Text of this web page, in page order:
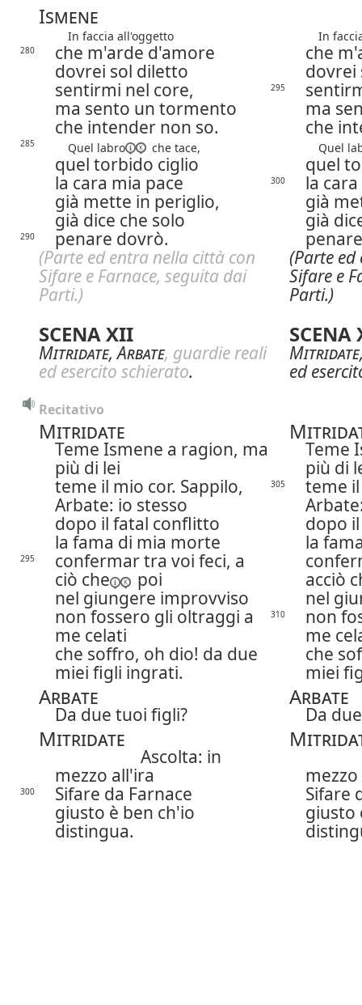
Ismene
In faccia all'oggetto In
280 che m'arde d'amore
che
dovrei sol diletto
dovrei
sentirmi nel core,
295
ma sento un tormento
ma
che intender non so.
che
285 Quel labro che tace, Quel
quel torbido ciglio
quel
la cara mia pace
300
la
già mette in periglio,
già
già dice che solo
già
290 penare dovrò.
(Parte ed entra nella città con
Sifare e Farnace, seguita dai
Parti.)
(Parte
Sifare e
Parti.)
SCENA XII SCENA
Mitridate,Arbate, guardie reali
ed esercito schierato.
Mitridate
ed
Recitativo
Mitridate
Teme Ismene a ragion, ma
più di lei
Teme
più di
teme il mio cor. Sappilo,
Arbate: io stesso
305
teme
dopo il fatal conflitto
dopo
la fama di mia morte
la
295 confermar tra voi feci, a
ciò che
poi
acciò
nel giungere improvviso
nel
non fossero gli oltraggi a
me celati
310
non
me
che soffro, oh dio! da due
miei figli ingrati.
che
miei
Arbate Arbate
Da due tuoi figli? Da
Mitridate
Ascolta: in
mezzo all'ira
300 Sifare da Farnace
Sifare
giusto è ben ch'io
distingua.
giusto